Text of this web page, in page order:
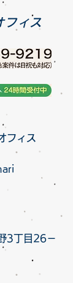
フィス
フィス
3丁目26－